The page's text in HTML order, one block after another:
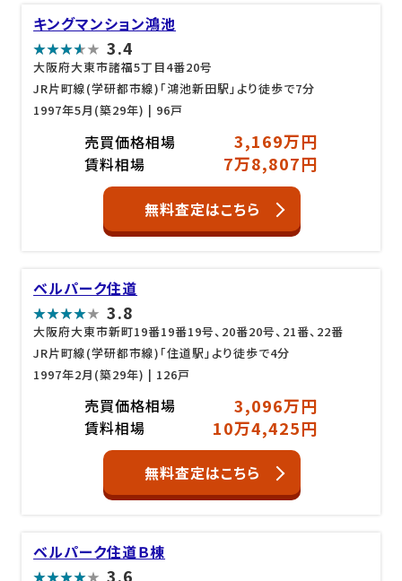
キングマンション鴻池
3.4
大阪府大東市諸福5丁目4番20号
JR片町線(学研都市線)「鴻池新田駅」より徒歩で7分
1997年5月(築29年) | 96戸
売買価格相場 3,169万円
賃料相場 7万8,807円
無料査定はこちら
ベルパーク住道
3.8
大阪府大東市新町19番19番19号、20番20号、21番、22番
JR片町線(学研都市線)「住道駅」より徒歩で4分
1997年2月(築29年) | 126戸
売買価格相場 3,096万円
賃料相場 10万4,425円
無料査定はこちら
ベルパーク住道Ｂ棟
3.6